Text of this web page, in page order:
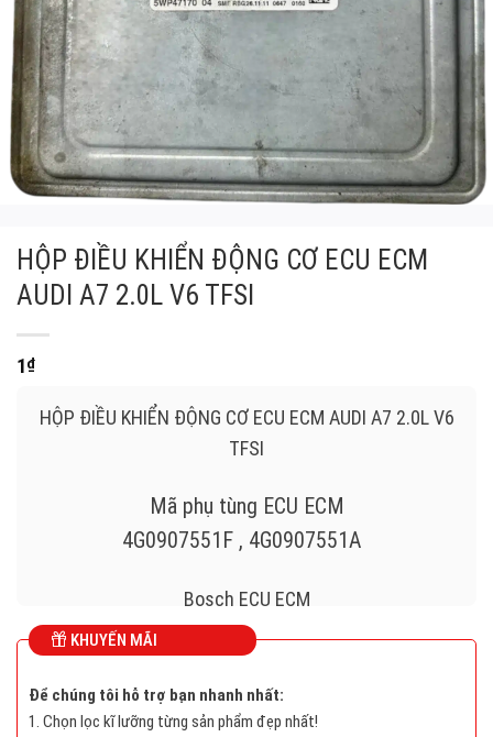
HỘP ĐIỀU KHIỂN ĐỘNG CƠ ECU ECM
AUDI A7 2.0L V6 TFSI
1₫
HỘP ĐIỀU KHIỂN ĐỘNG CƠ ECU ECM AUDI A7 2.0L V6
TFSI
Mã phụ tùng ECU ECM
4G0907551F , 4G0907551A
Bosch ECU ECM
Audi A7 3.0L
5WP47171704, 5WP 471 170 4
KHUYẾN MÃI
Để chúng tôi hỗ trợ bạn nhanh nhất:
1. Chọn lọc kĩ lưỡng từng sản phẩm đẹp nhất!